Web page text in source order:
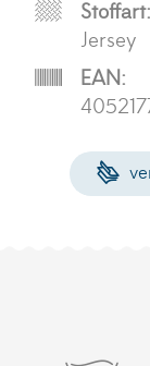
Stoffart:
Jersey
EAN: